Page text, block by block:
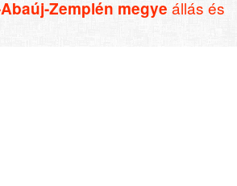
Zemplén megye állás és